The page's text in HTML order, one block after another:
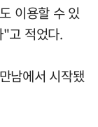
이용할 수 있
고 적었다.
남에서 시작됐